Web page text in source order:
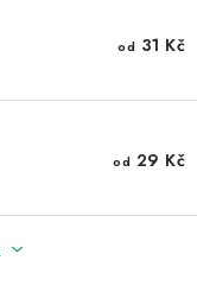
od 31 Kč
od 29 Kč